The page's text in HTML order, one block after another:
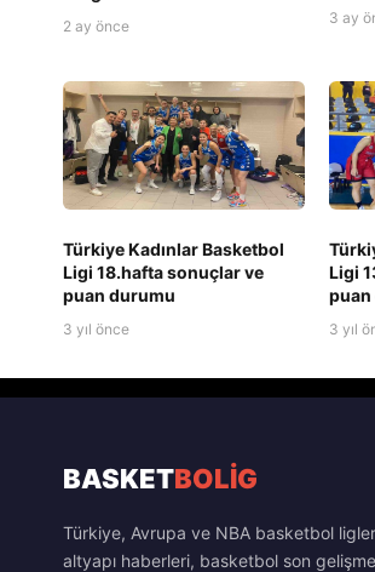
2 ay önce 3 ay
Türkiye Kadınlar Basketbol
Ligi 18.hafta sonuçlar ve
puan durumu
3 yıl önce
Ligi
puan
3 yıl
BASKETBOLİG
Türkiye, Avrupa ve NBA basketbol
altyapı haberleri, basketbol son